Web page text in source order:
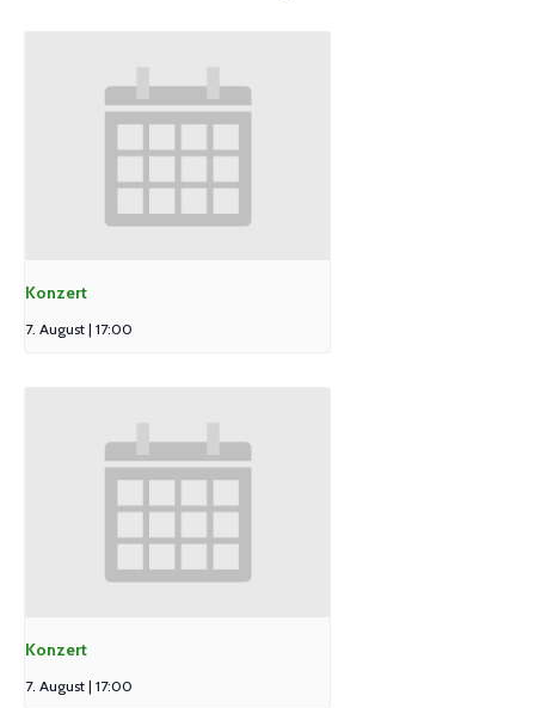
Konzert
7. August | 17:00
Konzert
7. August | 17:00